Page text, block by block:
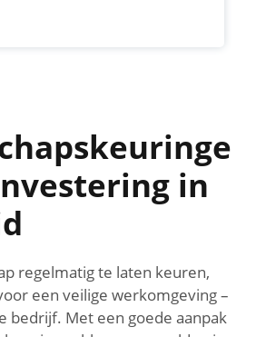
in
regelmatig te laten keuren,
een veilige werkomgeving –
bedrijf. Met een goede aanpak